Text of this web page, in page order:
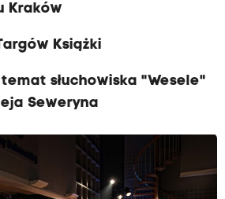
Kraków
Książki
słuchowiska "Wesele"
Seweryna